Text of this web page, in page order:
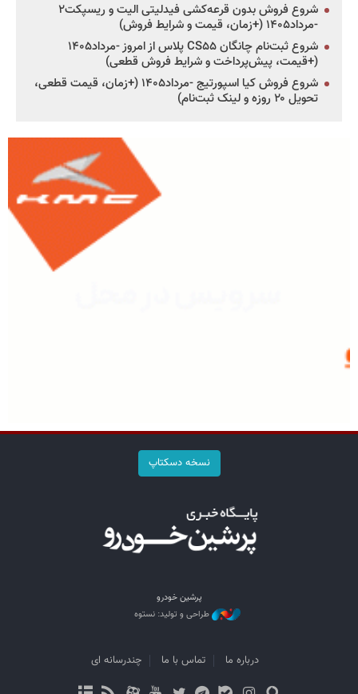
شروع فروش بدون قرعه‌کشی فیدلیتی الیت و ریسپکت۲
-مرداد۱۴۰۵ (+زمان، قیمت و شرایط فروش)
شروع ثبت‌نام چانگان CS۵۵ پلاس از امروز -مرداد۱۴۰۵
(+قیمت، پیش‌پرداخت و شرایط فروش قطعی)
شروع فروش کیا اسپورتیج -مرداد۱۴۰۵ (+زمان، قیمت قطعی،
تحویل ۲۰ روزه و لینک ثبت‌نام)
نسخه دسکتاپ
پرشین خودرو
طراحی و تولید: نستوه
درباره ما تماس با ما چندرسانه ای